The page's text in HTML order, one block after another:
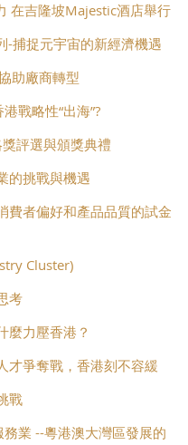
在吉隆坡Majestic酒店舉行
-捕捉元宇宙的新經濟機遇
助廠商轉型
戰略性“出海”?
評選與頒獎典禮
的挑戰與機遇
費者偏好和產品品質的試金
Cluster)
考
麼力壓香港？
才爭奪戰，香港刻不容緩
戰
業 --粵港澳大灣區發展的